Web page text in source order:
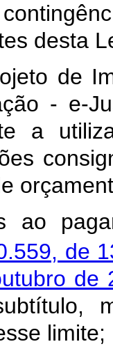
desta
de
- e-
a
ao
de
de
limite;